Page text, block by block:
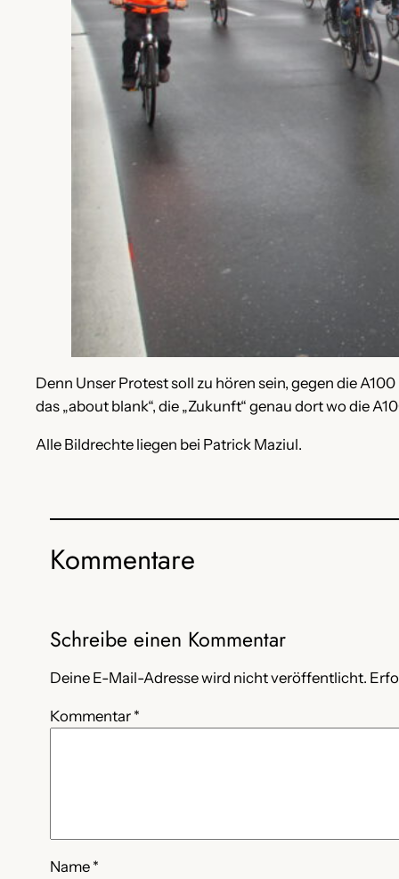
Denn Unser Protest soll zu hören sein, gegen die
das „about blank“, die „Zukunft“ genau dort wo die
Alle Bildrechte liegen bei Patrick Maziul.
Kommentare
Schreibe einen Kommentar
Deine E-Mail-Adresse wird nicht veröffentlicht.
Kommentar *
Name *